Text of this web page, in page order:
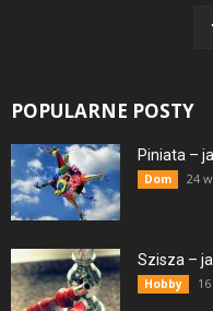
POPULARNE POSTY
Piniata –
Dom 24
Szisza –
Hobby